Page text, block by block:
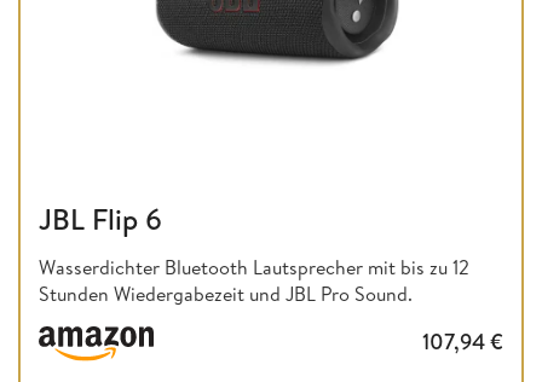
JBL Flip 6
Wasserdichter Bluetooth Lautsprecher mit bis zu 12
Stunden Wiedergabezeit und JBL Pro Sound.
107,94€